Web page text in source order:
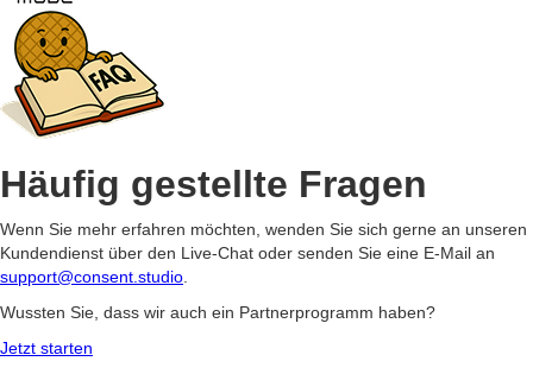
Häufig gestellte Fragen
Wenn Sie mehr erfahren möchten, wenden Sie sich gerne an unseren
Kundendienst über den Live-Chat oder senden Sie eine E-Mail an
support@consent.studio
Wussten Sie, dass wir auch ein Partnerprogramm haben?
Jetzt starten